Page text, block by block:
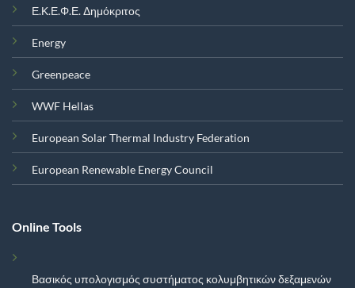
Ε.Κ.Ε.Φ.Ε. Δημόκριτος
Energy
Greenpeace
WWF Hellas
European Solar Thermal Industry Federation
European Renewable Energy Council
Online Tools
Βασικός υπολογισμός συστήματος κολυμβητικών δεξαμενών